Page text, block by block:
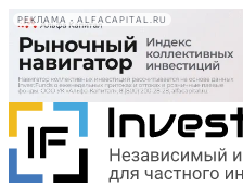
РЕКЛАМА • ALFACAPITAL.RU